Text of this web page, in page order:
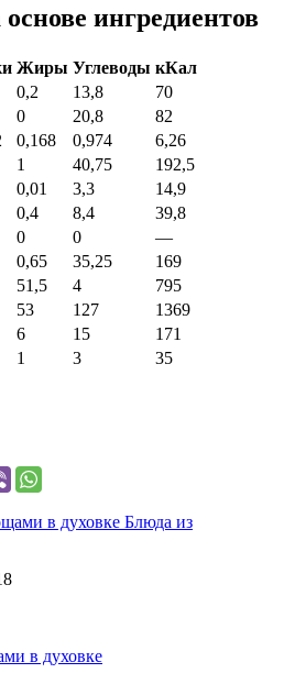
ингредиентов
Жиры Углеводы кКал
0,2 13,8
70
0 20,8
82
0,168 0,974
6,26
1 40,75
192,5
0,01 3,3
14,9
0,4 8,4
39,8
0 0
—
0,65 35,25
169
51,5 4
795
53 127
1369
6 15
171
1 3 35
Блюда из
в духовке